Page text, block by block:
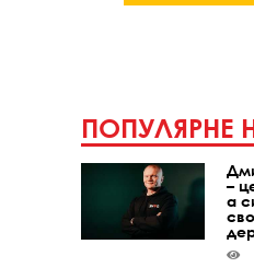
ПОПУЛЯРНЕ
–
а